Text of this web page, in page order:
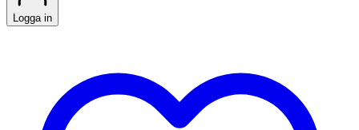
Logga in